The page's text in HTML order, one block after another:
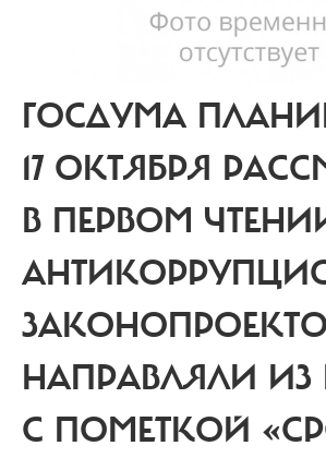
ГОСДУМА
17 ОКТЯБРЯ
В ПЕРВОМ
НАПРАВЛЯЛИ ИЗ
С ПОМЕТКОЙ